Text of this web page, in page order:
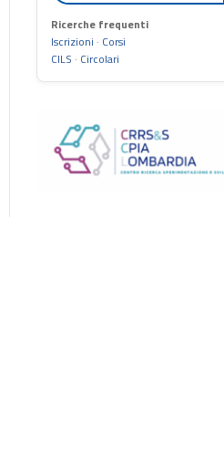
Ricerche frequenti
Iscrizioni · Corsi
CILS · Circolari